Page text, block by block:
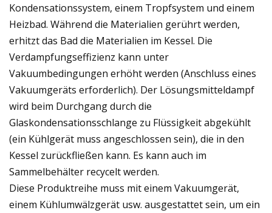
Kondensationssystem, einem Tropfsystem und einem
Heizbad. Während die Materialien gerührt werden,
erhitzt das Bad die Materialien im Kessel. Die
Verdampfungseffizienz kann unter
Vakuumbedingungen erhöht werden (Anschluss eines
Vakuumgeräts erforderlich). Der Lösungsmitteldampf
wird beim Durchgang durch die
Glaskondensationsschlange zu Flüssigkeit abgekühlt
(ein Kühlgerät muss angeschlossen sein), die in den
Kessel zurückfließen kann. Es kann auch im
Sammelbehälter recycelt werden.
Diese Produktreihe muss mit einem Vakuumgerät,
einem Kühlumwälzgerät usw. ausgestattet sein, um ein